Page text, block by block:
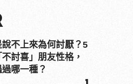
說不上來為何討厭？5
討喜」朋友性格，
哪一種？